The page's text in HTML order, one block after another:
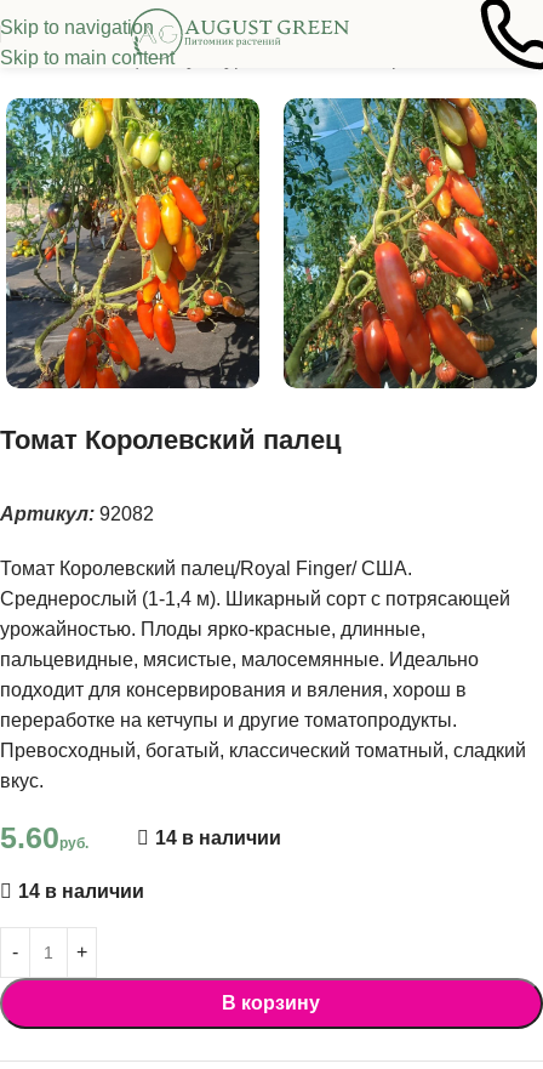
Skip to navigation
Skip to main content
/Семена овощных культур Высокорослые томаты
Томат Королевский палец
Артикул: 92082
Томат Королевский палец/Royal Finger/ США.
Среднерослый (1-1,4 м). Шикарный сорт с потрясающей
урожайностью. Плоды ярко-красные, длинные,
пальцевидные, мясистые, малосемянные. Идеально
подходит для консервирования и вяления, хорош в
переработке на кетчупы и другие томатопродукты.
Превосходный, богатый, классический томатный, сладкий
вкус.
5.60руб. 14 в наличии
14 в наличии
В корзину